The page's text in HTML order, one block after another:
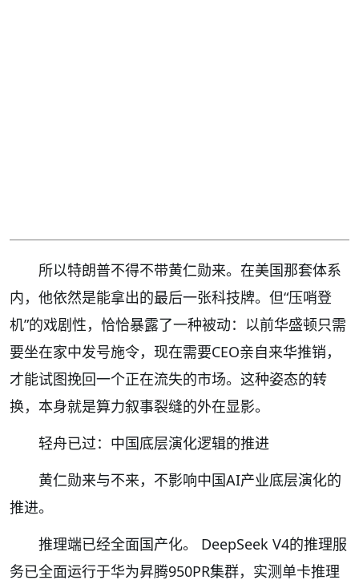
所以特朗普不得不带黄仁勋来。在美国那套体系
内，他依然是能拿出的最后一张科技牌。但“压哨登
机”的戏剧性，恰恰暴露了一种被动：以前华盛顿只需
要坐在家中发号施令，现在需要CEO亲自来华推销，
才能试图挽回一个正在流失的市场。这种姿态的转
换，本身就是算力叙事裂缝的外在显影。
轻舟已过：中国底层演化逻辑的推进
黄仁勋来与不来，不影响中国AI产业底层演化的
推进。
推理端已经全面国产化。 DeepSeek V4的推理服
务已全面运行于华为昇腾950PR集群，实测单卡推理